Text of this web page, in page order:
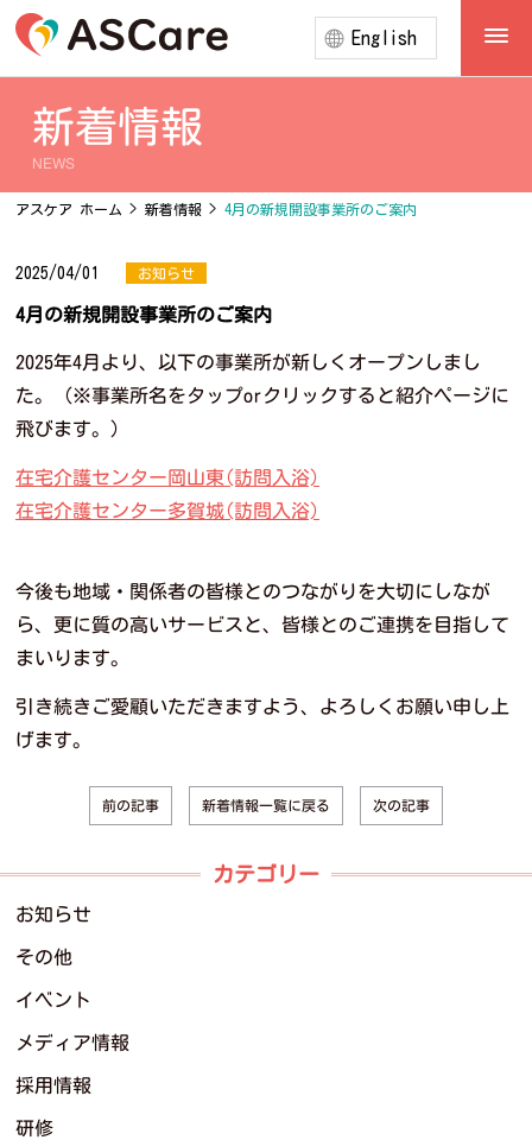
English
新着情報
NEWS
アスケア ホーム > 新着情報 > 4月の新規開設事業所のご案内
2025/04/01 お知らせ
4月の新規開設事業所のご案内
2025年4月より、以下の事業所が新しくオープンしまし
た。（※事業所名をタップorクリックすると紹介ページに
飛びます。)
在宅介護センター岡山東(訪問入浴)
在宅介護センター多賀城(訪問入浴)
今後も地域・関係者の皆様とのつながりを大切にしなが
ら、更に質の高いサービスと、皆様とのご連携を目指して
まいります。
引き続きご愛顧いただきますよう、よろしくお願い申し上
げます。
前の記事 新着情報一覧に戻る 次の記事
カテゴリー
お知らせ
その他
イベント
メディア情報
採用情報
研修